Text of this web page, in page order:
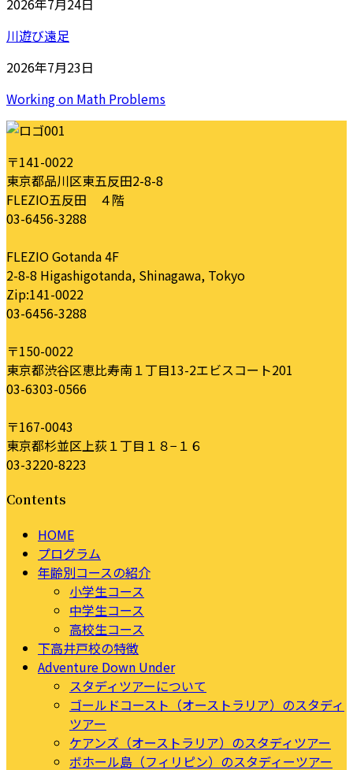
2026年7月24日
川遊び遠足
2026年7月23日
Working on Math Problems
〒141-0022
東京都品川区東五反田2-8-8
FLEZIO五反田 ４階
03-6456-3288
FLEZIO Gotanda 4F
2-8-8 Higashigotanda, Shinagawa, Tokyo
Zip:141-0022
03-6456-3288
〒150-0022
東京都渋谷区恵比寿南１丁目13-2エビスコート201
03-6303-0566
〒167-0043
東京都杉並区上荻１丁目１８−１６
03-3220-8223
Contents
HOME
プログラム
年齢別コースの紹介
小学生コース
中学生コース
高校生コース
下高井戸校の特徴
Adventure Down Under
スタディツアーについて
ゴールドコースト（オーストラリア）のスタディ
ツアー
ケアンズ（オーストラリア）のスタディツアー
ボホール島（フィリピン）のスタディーツアー